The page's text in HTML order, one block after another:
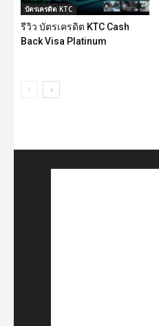
บัตรเครดิต KTC
รีวิว บัตรเครดิต KTC Cash
Back Visa Platinum